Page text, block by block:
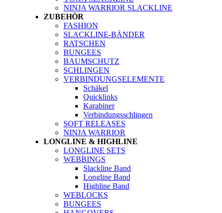
NINJA WARRIOR SLACKLINE
ZUBEHÖR
FASHION
SLACKLINE-BÄNDER
RATSCHEN
BUNGEES
BAUMSCHUTZ
SCHLINGEN
VERBINDUNGSELEMENTE
Schäkel
Quicklinks
Karabiner
Verbindungsschlingen
SOFT RELEASES
NINJA WARRIOR
LONGLINE & HIGHLINE
LONGLINE SETS
WEBBINGS
Slackline Band
Longline Band
Highline Band
WEBLOCKS
BUNGEES